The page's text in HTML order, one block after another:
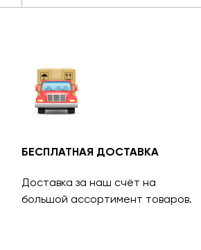
БЕСПЛАТНАЯ ДОСТАВКА
Доставка за наш счёт на
большой ассортимент товаров.